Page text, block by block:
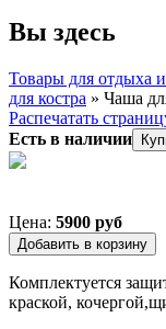
Вы здесь
Товары для отдыха
для костра » Чаша
Распечатать
Есть в наличии
Цена: 5900 руб
Комплектуется
краской,